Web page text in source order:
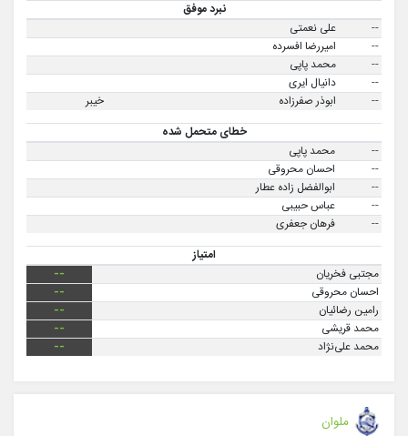
نبرد موفق
--
علی نعمتی
--
امیررضا افسرده
--
محمد پاپی
--
دانیال ایری
--
ابوذر صفرزاده
خیبر
خطای متحمل شده
--
محمد پاپی
--
احسان محروقی
--
ابوالفضل زاده عطار
--
عباس حبیبی
--
فرهان جعفری
امتیاز
مجتبی فخریان
--
احسان محروقی
--
رامین رضائیان
--
محمد قریشی
--
محمد علی‌نژاد
--
ملوان